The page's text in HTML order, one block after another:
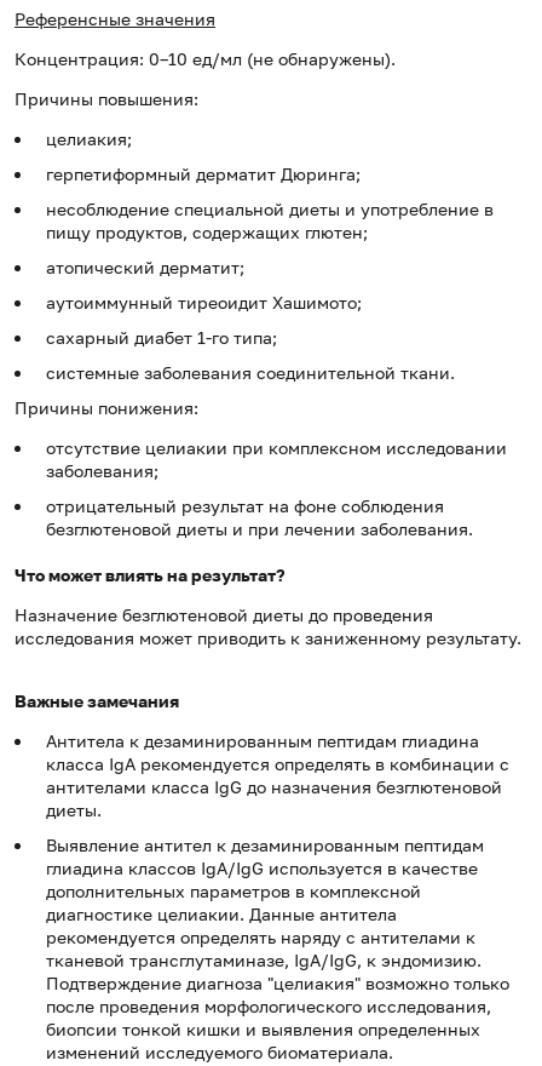
Референсные значения
Концентрация: 0–10 ед/мл (не обнаружены).
Причины повышения:
целиакия;
герпетиформный дерматит Дюринга;
несоблюдение специальной диеты и употребление в
пищу продуктов, содержащих глютен;
атопический дерматит;
аутоиммунный тиреоидит Хашимото;
сахарный диабет 1-го типа;
системные заболевания соединительной ткани.
Причины понижения:
отсутствие целиакии при комплексном исследовании
заболевания;
отрицательный результат на фоне соблюдения
безглютеновой диеты и при лечении заболевания.
Что может влиять на результат?
Назначение безглютеновой диеты до проведения
исследования может приводить к заниженному результату.
Важные замечания
Антитела к дезаминированным пептидам глиадина
класса IgA рекомендуется определять в комбинации с
антителами класса IgG до назначения безглютеновой
диеты.
Выявление антител к дезаминированным пептидам
глиадина классов IgA/IgG используется в качестве
дополнительных параметров в комплексной
диагностике целиакии. Данные антитела
рекомендуется определять наряду с антителами к
тканевой трансглутаминазе, IgA/IgG, к эндомизию.
Подтверждение диагноза "целиакия" возможно только
после проведения морфологического исследования,
биопсии тонкой кишки и выявления определенных
изменений исследуемого биоматериала.